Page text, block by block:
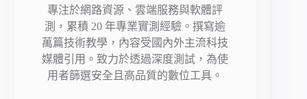
專注於網路資源、雲端服務與軟體評
測，累積 20 年專業實測經驗。撰寫逾
萬篇技術教學，內容受國內外主流科技
媒體引用。致力於透過深度測試，為使
用者篩選安全且高品質的數位工具。